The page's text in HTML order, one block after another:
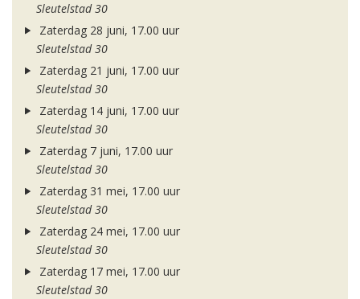
Sleutelstad 30
Zaterdag 28 juni, 17.00 uur
Sleutelstad 30
Zaterdag 21 juni, 17.00 uur
Sleutelstad 30
Zaterdag 14 juni, 17.00 uur
Sleutelstad 30
Zaterdag 7 juni, 17.00 uur
Sleutelstad 30
Zaterdag 31 mei, 17.00 uur
Sleutelstad 30
Zaterdag 24 mei, 17.00 uur
Sleutelstad 30
Zaterdag 17 mei, 17.00 uur
Sleutelstad 30